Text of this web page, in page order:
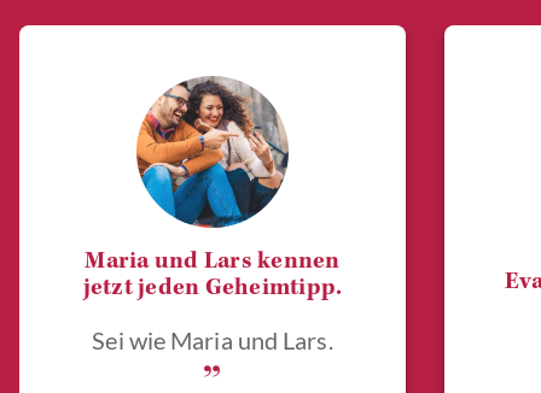
Maria und Lars kennen
jetzt jeden Geheimtipp.
Sei wie Maria und Lars.
„